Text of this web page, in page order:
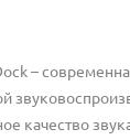
–
качество